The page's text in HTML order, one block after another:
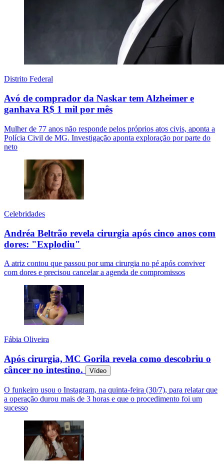
Distrito Federal
Avó de comprador da Naskar tem Alzheimer e
ganhava R$ 1 mil por mês
Mulher de 77 anos não responde pelos próprios atos civis, aponta a
Polícia Civil de MG. Investigação aponta exploração por parte do
neto
Celebridades
Andréa Beltrão revela cirurgia após cinco anos com
dores: "Explodiu"
A atriz contou que passou por uma cirurgia no pé após conviver
com dores e precisou cancelar a agenda de compromissos
Fábia Oliveira
Após cirurgia, MC Gorila revela como descobriu o
câncer no intestino.
Vídeo
O funkeiro usou o Instagram, na quinta-feira (30/7), para relatar que
a operação durou mais de 3 horas e que o procedimento foi um
sucesso